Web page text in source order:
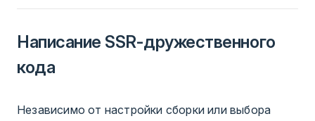
Написание SSR-дружественного
кода
Независимо от настройки сборки или выбора